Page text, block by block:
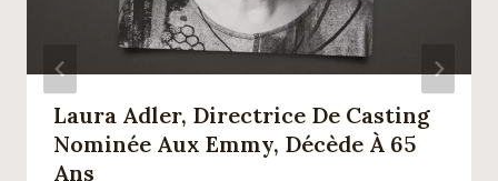
Laura Adler, Directrice De Casting
Nominée Aux Emmy, Décède À 65
Ans